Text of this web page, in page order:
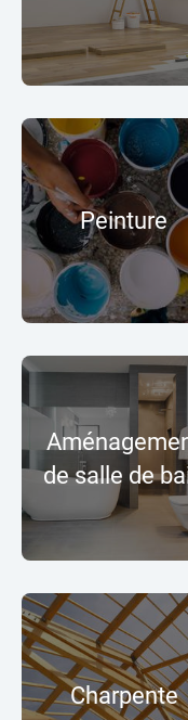
Peinture
de salle de
Charpente